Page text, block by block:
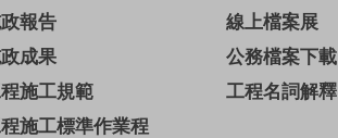
報告
成果
施工規範
施工標準作業程
線上檔案展
公務檔案下載
工程名詞解釋